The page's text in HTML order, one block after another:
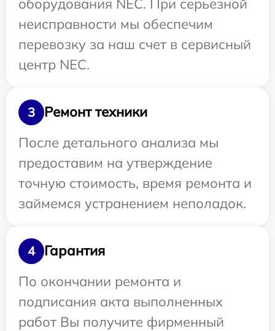
оборудования NEC. При серьезной
неисправности мы обеспечим
перевозку за наш счет в сервисный
центр NEC.
3
Ремонт техники
После детального анализа мы
предоставим на утверждение
точную стоимость, время ремонта и
займемся устранением неполадок.
4
Гарантия
По окончании ремонта и
подписания акта выполненных
работ Вы получите фирменный